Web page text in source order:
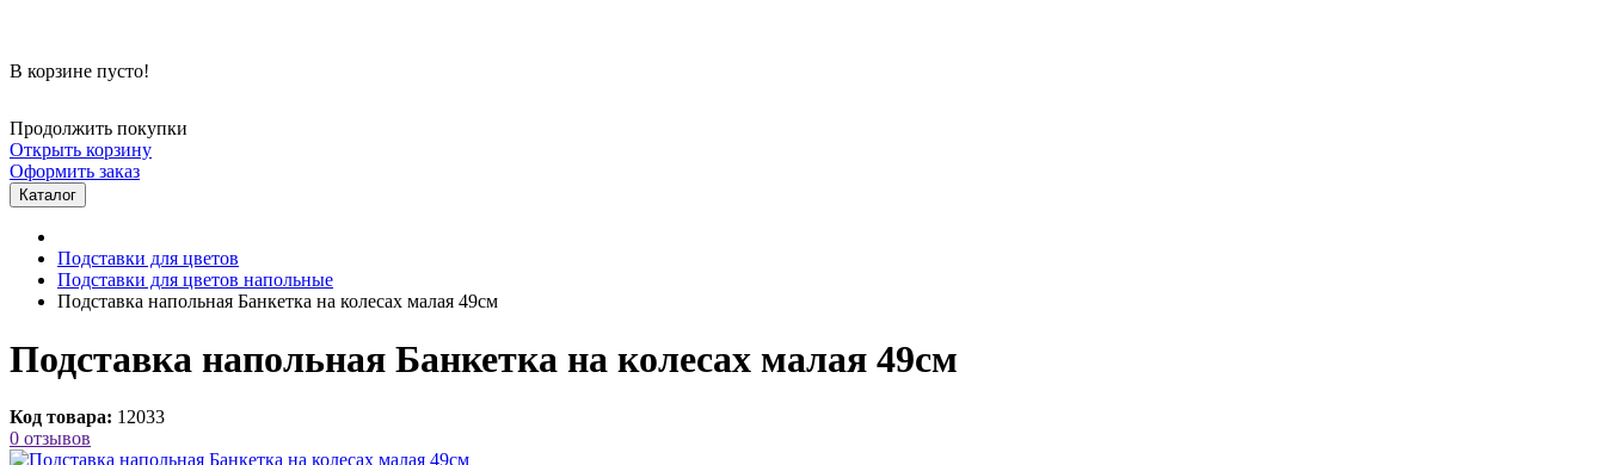
В корзине пусто!
Продолжить покупки
Открыть корзину
Оформить заказ
Каталог
Подставки для цветов
Подставки для цветов напольные
Подставка напольная Банкетка на колесах малая 49см
Подставка напольная Банкетка на колесах малая 49см
Код товара: 12033
0 отзывов